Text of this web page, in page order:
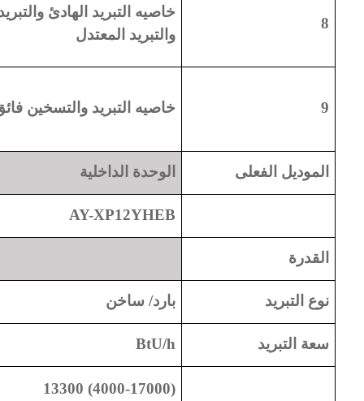
8
خاصيه التبريد الهادئ
والتبريد المعتدل
9 خاصيه التبريد والتسخين
الموديل الفعلى الوحدة الداخلية
AY-XP12YHEB
القدرة
نوع التبريد بارد/ ساخن
سعة التبريد BtU/h
13300 (4000-17000)